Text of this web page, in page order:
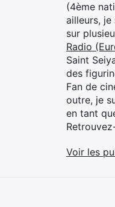
(4ème
ailleurs,
sur
Radio
Saint
des
Fan de
outre, je
en tant
Voir les